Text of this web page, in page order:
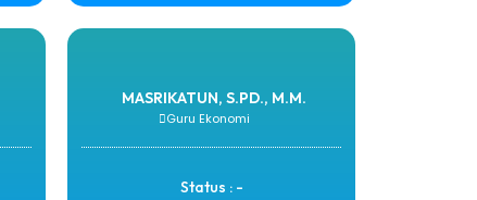
MASRIKATUN, S.PD., M.M.
Guru Ekonomi
Status : -